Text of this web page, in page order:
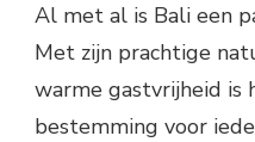
Al met al is Bali een
Met zijn prachtige
warme gastvrijheid is
bestemming voor